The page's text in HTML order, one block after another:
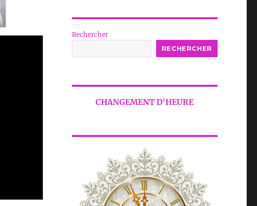
Rechercher
RECHERCHER
CHANGEMENT D'HEURE